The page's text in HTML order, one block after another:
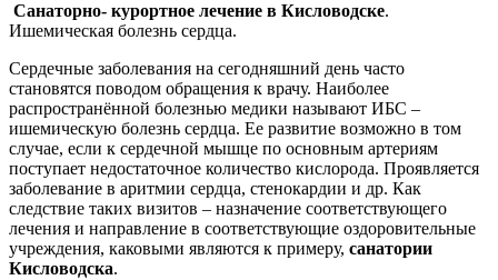
Санаторно- курортное лечение в Кисловодске.
Ишемическая болезнь сердца.
Сердечные заболевания на сегодняшний день часто
становятся поводом обращения к врачу. Наиболее
распространённой болезнью медики называют ИБС –
ишемическую болезнь сердца. Ее развитие возможно в том
случае, если к сердечной мышце по основным артериям
поступает недостаточное количество кислорода. Проявляется
заболевание в аритмии сердца, стенокардии и др. Как
следствие таких визитов – назначение соответствующего
лечения и направление в соответствующие оздоровительные
учреждения, каковыми являются к примеру, санатории
Кисловодска.